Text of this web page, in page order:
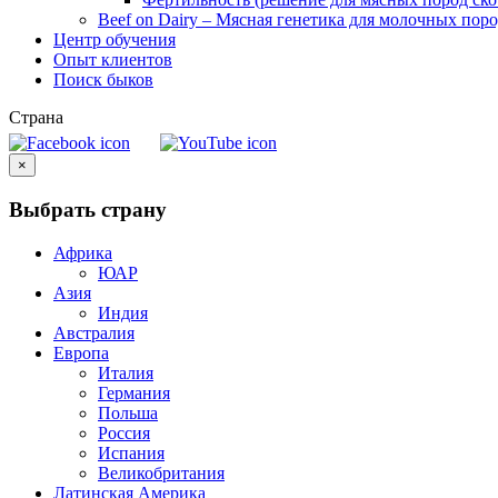
Beef on Dairy – Мясная генетика для молочных
Центр обучения
Опыт клиентов
Поиск быков
Страна
×
Выбрать страну
Африка
ЮАР
Азия
Индия
Австралия
Европа
Италия
Германия
Польша
Россия
Испания
Великобритания
Латинская Америка